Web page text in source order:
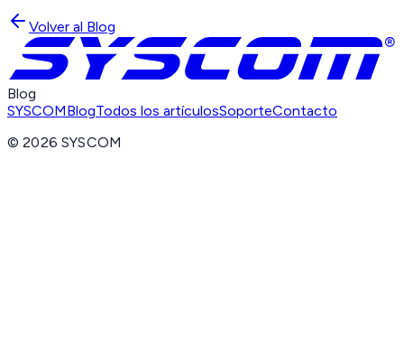
Volver al Blog
Blog
SYSCOMBlogTodos los artículosSoporteContacto
©2026 SYSCOM